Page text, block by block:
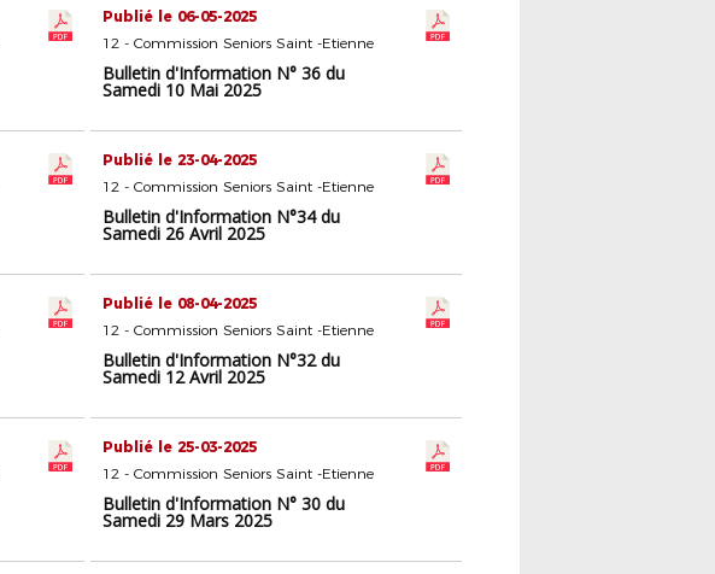
Publié le 06-05-2025
12 - Commission Seniors Saint -Etienne
Bulletin d'Information N° 36 du
Samedi 10 Mai 2025
Publié le 23-04-2025
12 - Commission Seniors Saint -Etienne
Bulletin d'Information N°34 du
Samedi 26 Avril 2025
Publié le 08-04-2025
12 - Commission Seniors Saint -Etienne
Bulletin d'Information N°32 du
Samedi 12 Avril 2025
Publié le 25-03-2025
12 - Commission Seniors Saint -Etienne
Bulletin d'Information N° 30 du
Samedi 29 Mars 2025